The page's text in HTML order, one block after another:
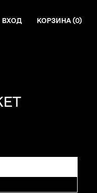
ВХОД КОРЗИНА (0)